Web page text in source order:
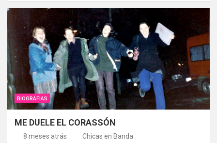
BIOGRAFIAS
ME DUELE EL CORASSÓN
8 meses atrás Chicas en Banda